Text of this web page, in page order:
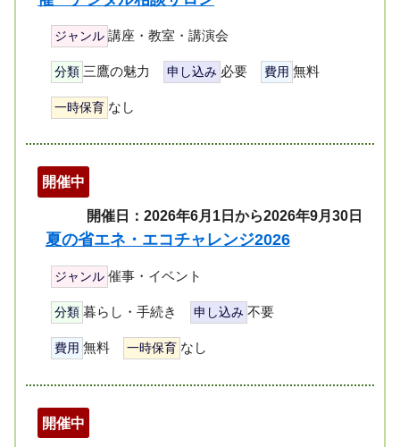
ジャンル 講座・教室・講演会
分類 三鷹の魅力 申し込み 必要 費用 無料
一時保育 なし
開催中
開催日：2026年6月1日から2026年9月30日
夏の省エネ・エコチャレンジ2026
ジャンル 催事・イベント
分類 暮らし・手続き 申し込み 不要
費用 無料 一時保育 なし
開催中